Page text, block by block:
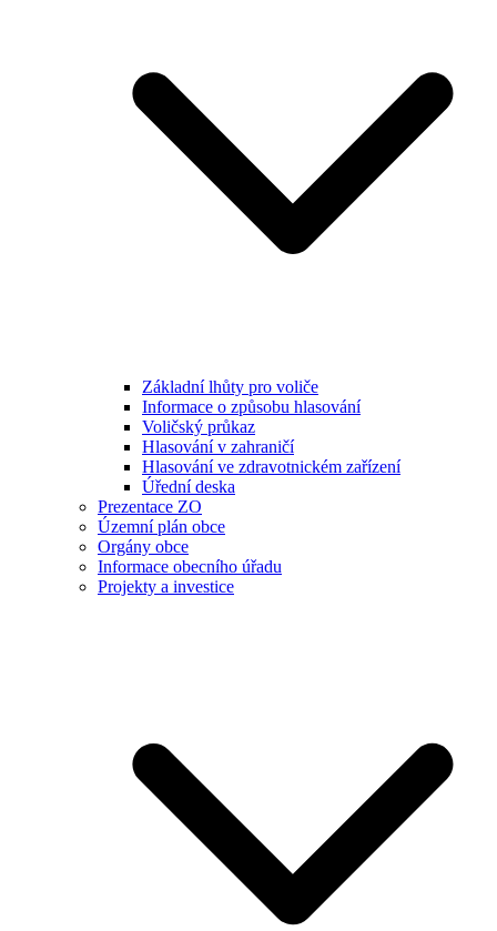
Základní lhůty pro voliče
Informace o způsobu hlasování
Voličský průkaz
Hlasování v zahraničí
Hlasování ve zdravotnickém zařízení
Úřední deska
Prezentace ZO
Územní plán obce
Orgány obce
Informace obecního úřadu
Projekty a investice